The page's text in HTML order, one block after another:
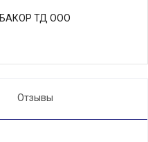
БАКОР ТД ООО
Отзывы